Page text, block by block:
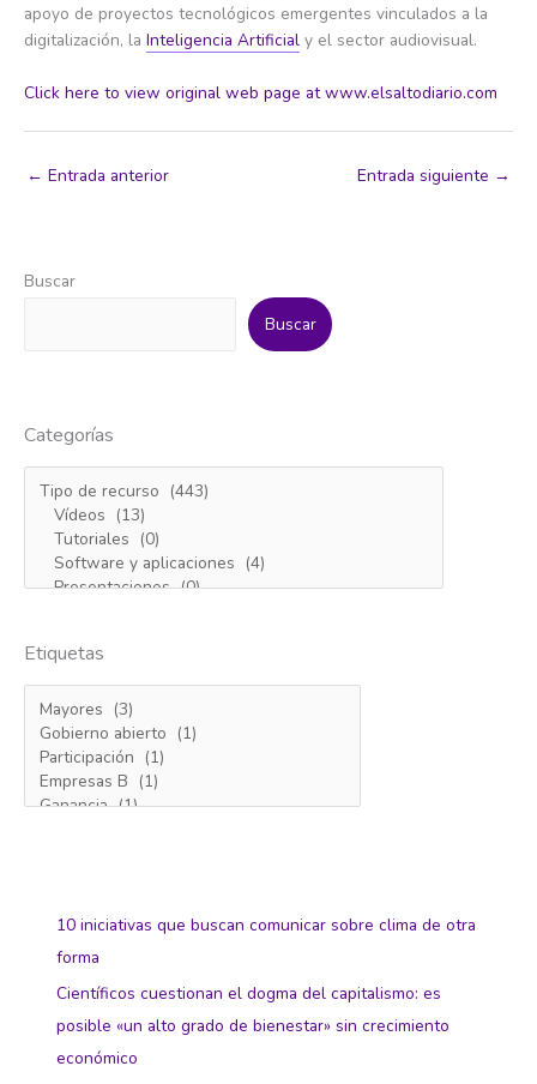
apoyo de proyectos tecnológicos emergentes vinculados a la
digitalización, la Inteligencia Artificial y el sector audiovisual.
Click here to view original web page at www.elsaltodiario.com
← Entrada anterior Entrada siguiente →
Buscar
Buscar
Categorías
Etiquetas
10 iniciativas que buscan comunicar sobre clima de otra
forma
Científicos cuestionan el dogma del capitalismo: es
posible «un alto grado de bienestar» sin crecimiento
económico